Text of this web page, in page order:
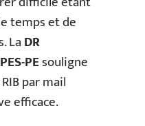
temps et de
LaDR
PEsouligne
par mail
efficace.